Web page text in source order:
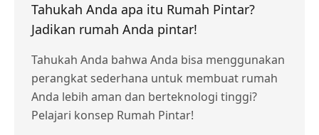
Tahukah Anda apa itu Rumah Pintar?
Jadikan rumah Anda pintar!
Tahukah Anda bahwa Anda bisa menggunakan
perangkat sederhana untuk membuat rumah
Anda lebih aman dan berteknologi tinggi?
Pelajari konsep Rumah Pintar!